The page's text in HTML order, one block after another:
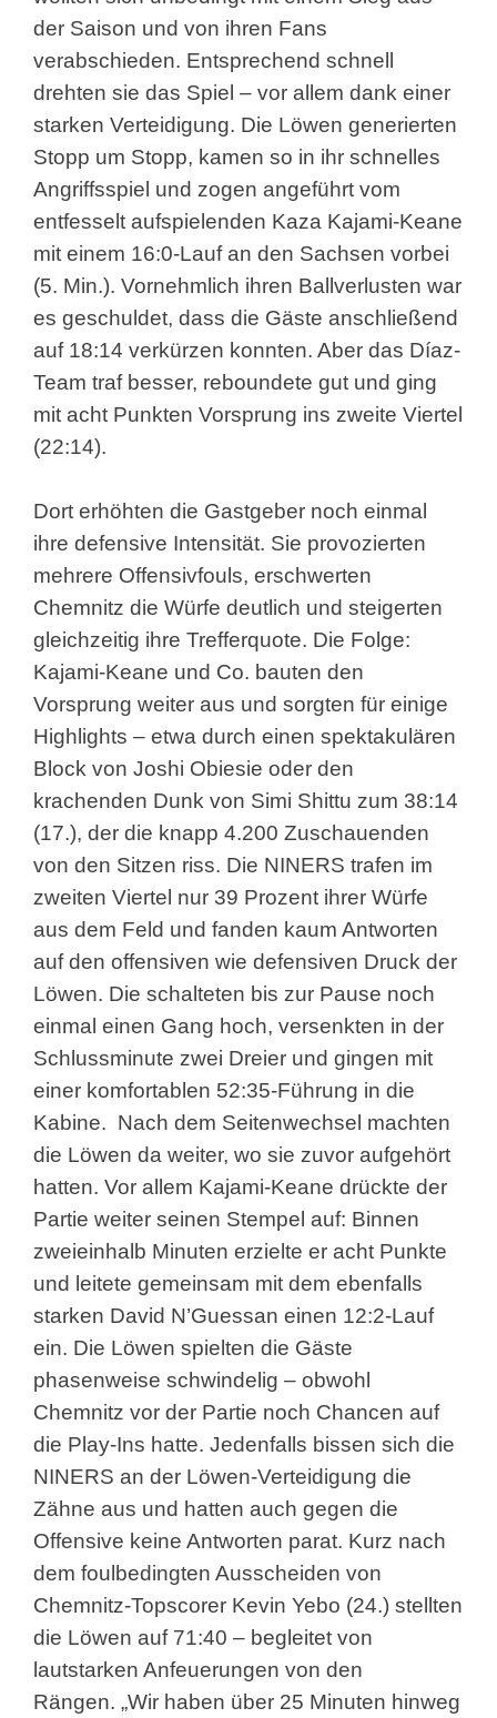
der Saison und von ihren Fans
verabschieden. Entsprechend schnell
drehten sie das Spiel – vor allem dank einer
starken Verteidigung. Die Löwen generierten
Stopp um Stopp, kamen so in ihr schnelles
Angriffsspiel und zogen angeführt vom
entfesselt aufspielenden Kaza Kajami-Keane
mit einem 16:0-Lauf an den Sachsen vorbei
(5. Min.). Vornehmlich ihren Ballverlusten war
es geschuldet, dass die Gäste anschließend
auf 18:14 verkürzen konnten. Aber das Díaz-
Team traf besser, reboundete gut und ging
mit acht Punkten Vorsprung ins zweite Viertel
(22:14).
Dort erhöhten die Gastgeber noch einmal
ihre defensive Intensität. Sie provozierten
mehrere Offensivfouls, erschwerten
Chemnitz die Würfe deutlich und steigerten
gleichzeitig ihre Trefferquote. Die Folge:
Kajami-Keane und Co. bauten den
Vorsprung weiter aus und sorgten für einige
Highlights – etwa durch einen spektakulären
Block von Joshi Obiesie oder den
krachenden Dunk von Simi Shittu zum 38:14
(17.), der die knapp 4.200 Zuschauenden
von den Sitzen riss. Die NINERS trafen im
zweiten Viertel nur 39 Prozent ihrer Würfe
aus dem Feld und fanden kaum Antworten
auf den offensiven wie defensiven Druck der
Löwen. Die schalteten bis zur Pause noch
einmal einen Gang hoch, versenkten in der
Schlussminute zwei Dreier und gingen mit
einer komfortablen 52:35-Führung in die
Kabine. Nach dem Seitenwechsel machten
die Löwen da weiter, wo sie zuvor aufgehört
hatten. Vor allem Kajami-Keane drückte der
Partie weiter seinen Stempel auf: Binnen
zweieinhalb Minuten erzielte er acht Punkte
und leitete gemeinsam mit dem ebenfalls
starken David N’Guessan einen 12:2-Lauf
ein. Die Löwen spielten die Gäste
phasenweise schwindelig – obwohl
Chemnitz vor der Partie noch Chancen auf
die Play-Ins hatte. Jedenfalls bissen sich die
NINERS an der Löwen-Verteidigung die
Zähne aus und hatten auch gegen die
Offensive keine Antworten parat. Kurz nach
dem foulbedingten Ausscheiden von
Chemnitz-Topscorer Kevin Yebo (24.) stellten
die Löwen auf 71:40 – begleitet von
lautstarken Anfeuerungen von den
Rängen. „Wir haben über 25 Minuten hinweg